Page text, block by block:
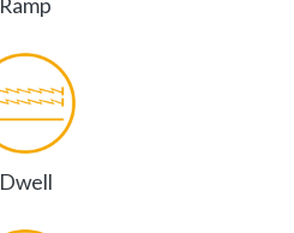
Dwell